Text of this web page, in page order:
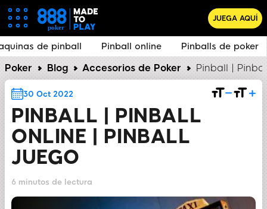
JUEGA AQUÍ
Poker Blog Accesorios de Poker Pinball |
PINBALL | PINBALL
ONLINE | PINBALL
JUEGO
30 Oct 2022
6 minutos de lectura
Pinball online Pinballs de poker Pinball y